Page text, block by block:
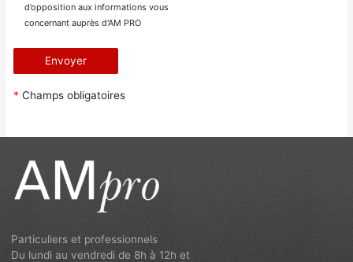
d’opposition aux informations vous
concernant auprès d'AM PRO
* Champs obligatoires
Particuliers et professionnels
Du lundi au vendredi de 8h à 12h et